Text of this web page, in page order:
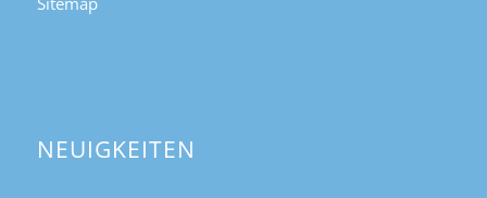
NEUIGKEITEN